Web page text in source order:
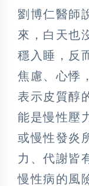
劉博仁醫師
來，白天也
穩入睡，反
焦慮、心悸
表示皮質醇
能是慢性壓
或慢性發炎
力、代謝皆
慢性病的風